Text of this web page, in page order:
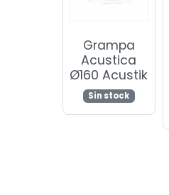
Grampa
Acustica
Ø160 Acustik
Sin stock